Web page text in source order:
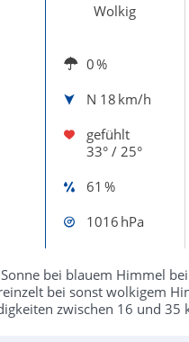
Wolkig
0 %
N 18 km/h
gefühlt
33° / 25°
61 %
1016 hPa
bei blauem Himmel
bei sonst wolkigem
zwischen 16 und 35